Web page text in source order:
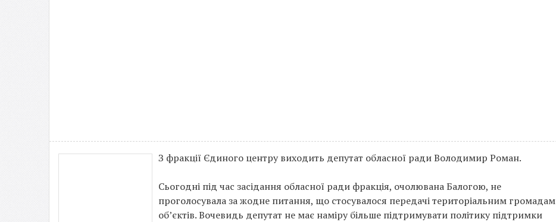
З фракції Єдиного центру виходить депутат обласної ради Володимир Роман.
Сьогодні під час засідання обласної ради фракція, очолювана Балогою, не
проголосувала за жодне питання, що стосувалося передачі територіальним громадам
об’єктів. Вочевидь депутат не має наміру більше підтримувати політику підтримки